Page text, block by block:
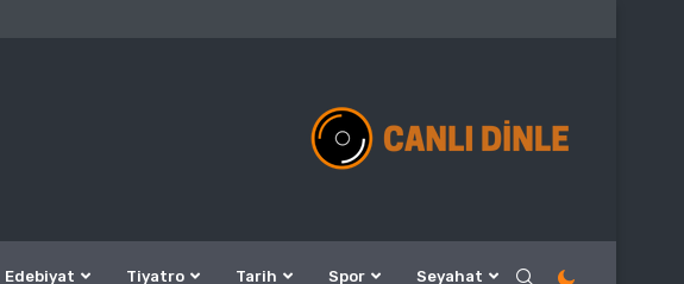
Edebiyat Tiyatro Tarih Spor Seyahat